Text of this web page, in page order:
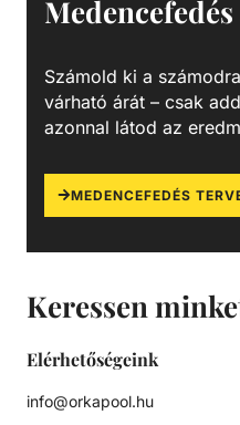
Keressen
Elérhetőségeink
info@orkapool.hu
Számold ki a
várható árát – csak
azonnal látod az
MEDENCEFEDÉS